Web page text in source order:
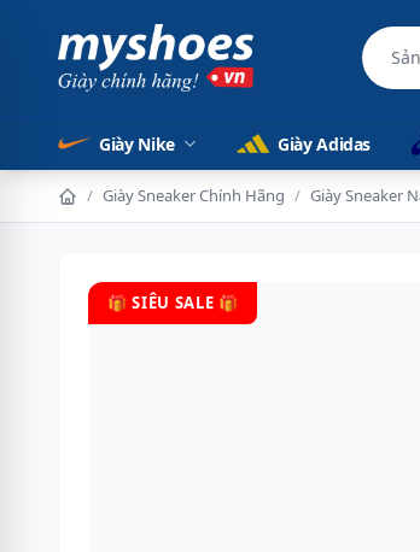
Giày Nike Giày Adidas
/ Giày Sneaker Chính Hãng / Giày Sneaker
🎁 SIÊU SALE 🎁